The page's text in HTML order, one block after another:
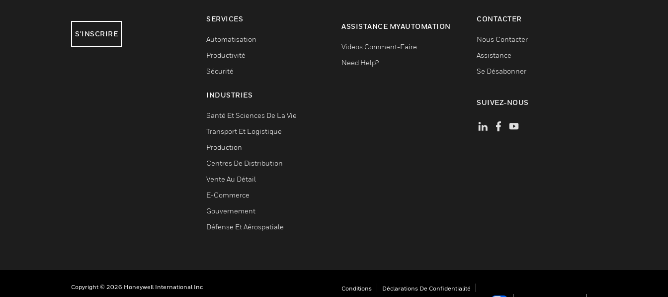
S'INSCRIRE
SERVICES
Automatisation
Productivité
Sécurité
INDUSTRIES
Santé Et Sciences De La Vie
Transport Et Logistique
Production
Centres De Distribution
Vente Au Détail
E-Commerce
Gouvernement
Défense Et Aérospatiale
ASSISTANCE MYAUTOMATION
Videos Comment-Faire
Need Help?
CONTACTER
Nous Contacter
Assistance
Se Désabonner
SUIVEZ-NOUS
Copyright © 2026 Honeywell International Inc Conditions
Déclarations De Confidentialité